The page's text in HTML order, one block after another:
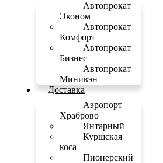
Автопрокат
Эконом
Автопрокат
Комфорт
Автопрокат
Бизнес
Автопрокат
Минивэн
Доставка
Аэропорт
Храброво
Янтарный
Куршская
коса
Пионерский